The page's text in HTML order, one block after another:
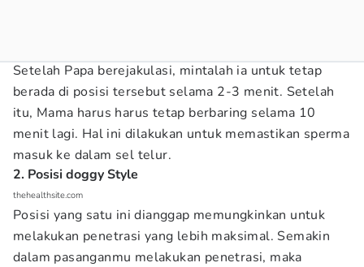
Setelah Papa berejakulasi, mintalah ia untuk tetap
berada di posisi tersebut selama 2-3 menit. Setelah
itu, Mama harus harus tetap berbaring selama 10
menit lagi. Hal ini dilakukan untuk memastikan sperma
masuk ke dalam sel telur.
2. Posisi doggy Style
thehealthsite.com
Posisi yang satu ini dianggap memungkinkan untuk
melakukan penetrasi yang lebih maksimal. Semakin
dalam pasanganmu melakukan penetrasi, maka